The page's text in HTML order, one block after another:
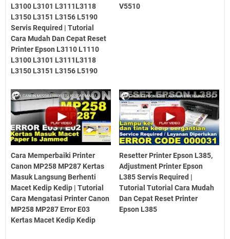
L3100 L3101 L3111L3118
L3150 L3151 L3156 L5190
Servis Required | Tutorial
Cara Mudah Dan Cepat Reset
Printer Epson L3110 L1110
L3100 L3101 L3111L3118
L3150 L3151 L3156 L5190
V5510
Cara Memperbaiki Printer
Canon MP258 MP287 Kertas
Masuk Langsung Berhenti
Macet Kedip Kedip | Tutorial
Cara Mengatasi Printer Canon
MP258 MP287 Error E03
Kertas Macet Kedip Kedip
Resetter Printer Epson L385,
Adjustment Printer Epson
L385 Servis Required |
Tutorial Tutorial Cara Mudah
Dan Cepat Reset Printer
Epson L385